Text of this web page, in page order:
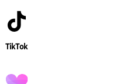
TikTok